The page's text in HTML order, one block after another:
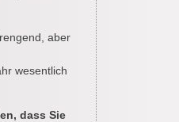
aber
wesentlich
dass Sie